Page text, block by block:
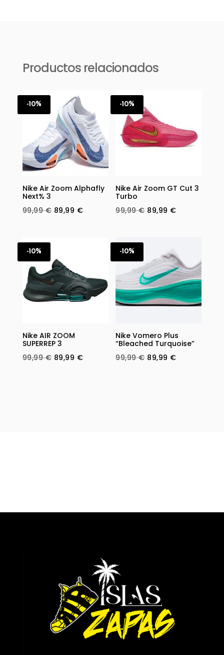
Productos relacionados
-10%
Nike Air Zoom Alphafly
Next% 3
99,99€ Original
89,99 €Current
-10%
Nike Air Zoom GT Cut 3
Turbo
99,99€ Original
89,99 €Current
-10%
Nike AIR ZOOM
SUPERREP 3
99,99€ Original
89,99 €Current
-10%
Nike Vomero Plus
“Bleached Turquoise”
99,99€ Original
89,99 €Current